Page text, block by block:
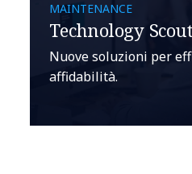
MAINTENANCE
Technology
Nuove soluzioni per
affidabilità.